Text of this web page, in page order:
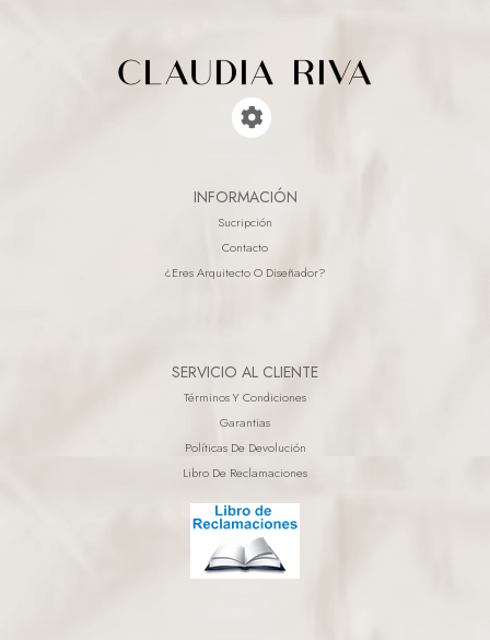
INFORMACIÓN
Sucripción
Contacto
¿eres Arquitecto O Diseñador?
SERVICIO AL CLIENTE
Términos Y Condiciones
Garantias
Políticas De Devolución
Libro De Reclamaciones